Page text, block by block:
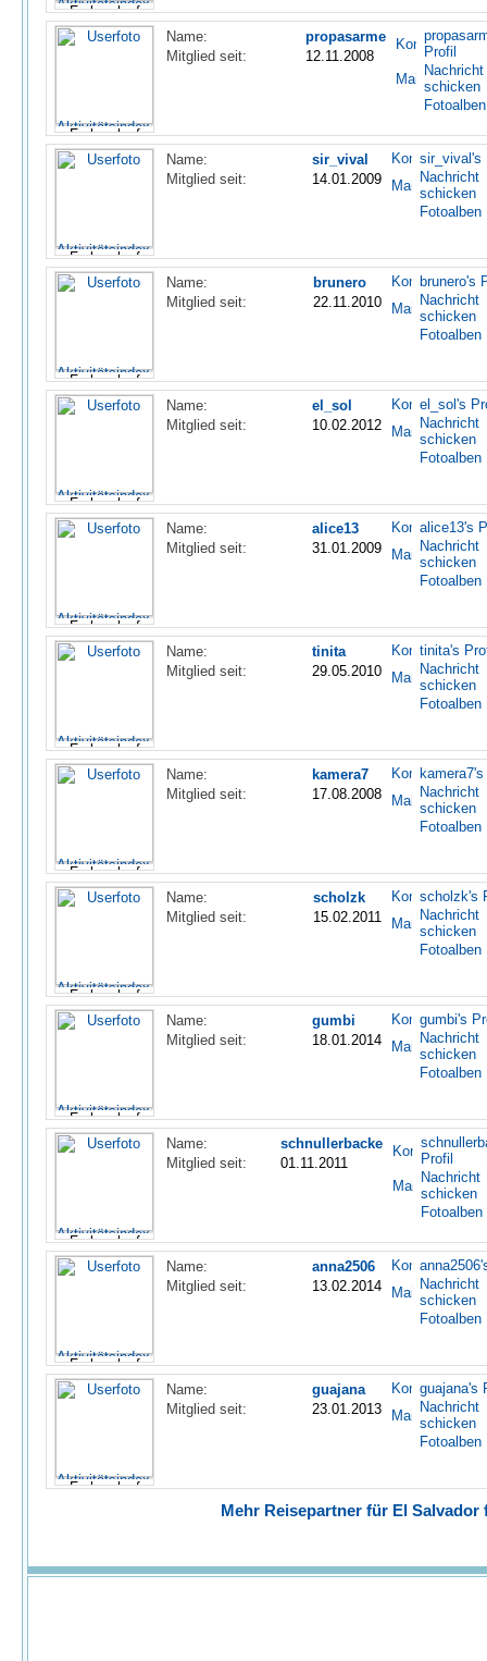
Name:
propasarme
Mitglied seit:
12.11.2008
Profil
Nachricht
schicken
Fotoalben
Name:
sir_vival
Mitglied seit:
14.01.2009
sir_vival's
Nachricht
schicken
Fotoalben
Name:
brunero
Mitglied seit:
22.11.2010
brunero's
Nachricht
schicken
Fotoalben
Name:
el_sol
Mitglied seit:
10.02.2012
el_sol's
Nachricht
schicken
Fotoalben
Name:
alice13
Mitglied seit:
31.01.2009
alice13's
Nachricht
schicken
Fotoalben
Name:
tinita
Mitglied seit:
29.05.2010
tinita's
Nachricht
schicken
Fotoalben
Name:
kamera7
Mitglied seit:
17.08.2008
Nachricht
schicken
Fotoalben
Name:
scholzk
Mitglied seit:
15.02.2011
scholzk's
Nachricht
schicken
Fotoalben
Name:
gumbi
Mitglied seit:
18.01.2014
gumbi's
Nachricht
schicken
Fotoalben
Name:
schnullerbacke
Mitglied seit:
01.11.2011
Profil
Nachricht
schicken
Fotoalben
Name:
anna2506
Mitglied seit:
13.02.2014
Nachricht
schicken
Fotoalben
Name:
guajana
Mitglied seit:
23.01.2013
guajana's
Nachricht
schicken
Fotoalben
Mehr Reisepartner für El Salvador